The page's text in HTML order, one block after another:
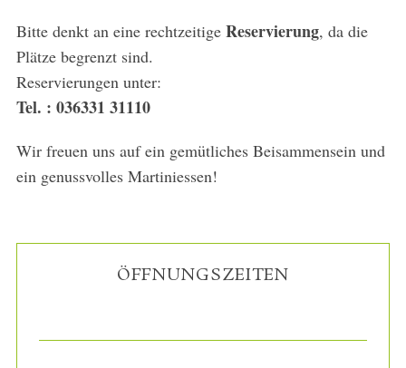
Bitte denkt an eine rechtzeitige Reservierung, da die
Plätze begrenzt sind.
Reservierungen unter:
Tel. : 036331 31110
Wir freuen uns auf ein gemütliches Beisammensein und
ein genussvolles Martiniessen!
ÖFFNUNGSZEITEN
a